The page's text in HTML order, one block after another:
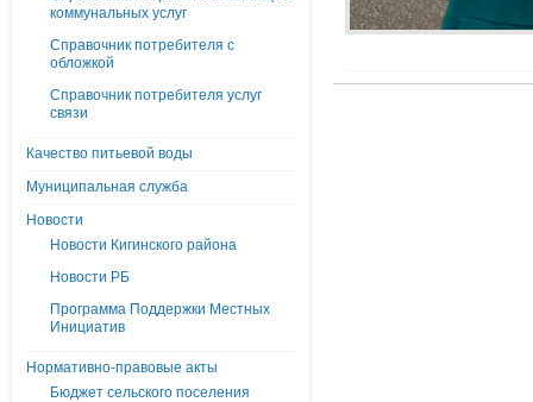
коммунальных услуг
Справочник потребителя с
обложкой
Справочник потребителя услуг
связи
Качество питьевой воды
Муниципальная служба
Новости
Новости Кигинского района
Новости РБ
Программа Поддержки Местных
Инициатив
Нормативно-правовые акты
Бюджет сельского поселения